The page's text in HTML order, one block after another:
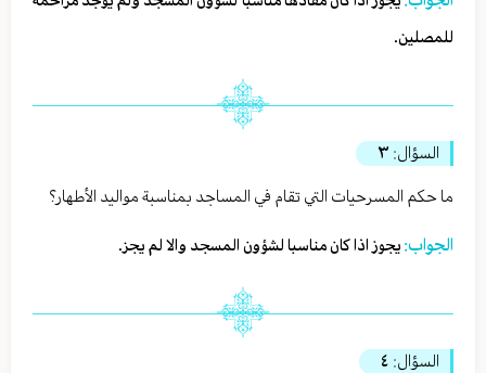
للمصلين.
السؤال: ٣
ما حكم المسرحيات التي تقام في المساجد بمناسبة مواليد الأطهار؟
الجواب: يجوز اذا كان مناسبا لشؤون المسجد والا لم يجز.
السؤال: ٤